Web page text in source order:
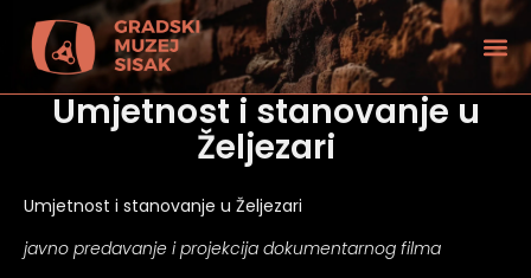
Umjetnost i stanovanje u
Željezari
Umjetnost i stanovanje u Željezari
javno predavanje i projekcija dokumentarnog filma